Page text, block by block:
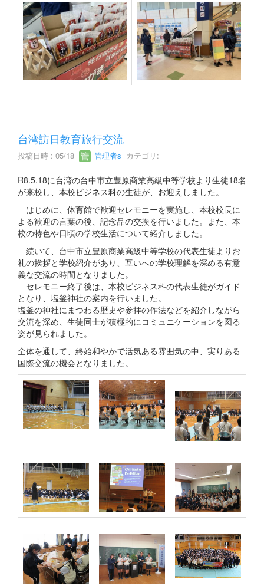
台湾訪日教育旅行交流
投稿日時 : 05/18 管理者s カテゴリ:
R8.5.18に台湾の台中市立豊原商業高級中等学校より生徒18名
が来校し、本校ビジネス科の生徒が、お迎えしました。
はじめに、体育館で歓迎セレモニーを実施し、本校校長に
よる歓迎の言葉の後、記念品の交換を行いました。また、本
校の特色や日頃の学校生活について紹介しました。
続いて、台中市立豊原商業高級中等学校の代表生徒よりお
礼の挨拶と学校紹介があり、互いへの学校理解を深める有意
義な交流の時間となりました。
セレモニー終了後は、本校ビジネス科の代表生徒がガイド
となり、塩釜神社の案内を行いました。
塩釜の神社にまつわる歴史や参拝の作法などを紹介しながら
交流を深め、生徒同士が積極的にコミュニケーションを図る
姿が見られました。
全体を通して、終始和やかで活気ある雰囲気の中、実りある
国際交流の機会となりました。